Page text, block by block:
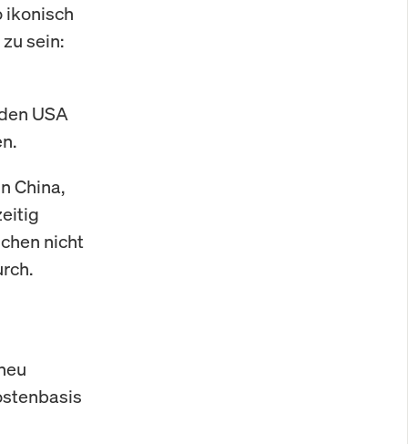
ikonisch
sein:
USA
China,
nicht